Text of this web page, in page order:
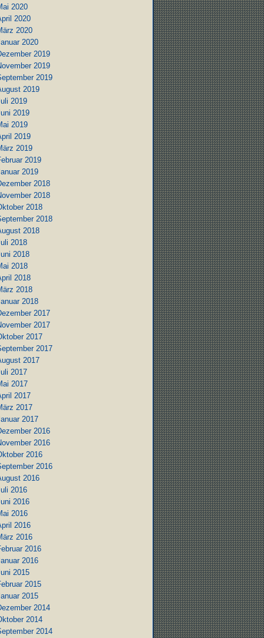
2020
2020
2020
2020
2019
2019
2019
2019
2019
2019
2019
2019
2019
2019
2019
2018
2018
2018
2018
2018
2018
2018
2018
2018
2018
2018
2017
2017
2017
2017
2017
2017
2017
2017
2017
2017
2016
2016
2016
2016
2016
2016
2016
2016
2016
2016
2016
2016
2015
2015
2015
2014
2014
2014